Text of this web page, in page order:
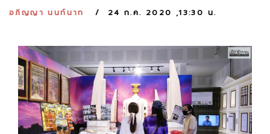
อภิญญา นนท์นาท 24 ก.ค. 2020 ,13:30 น.